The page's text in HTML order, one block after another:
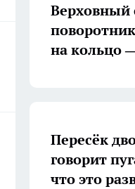
Верховный
на кольцо
Пересёк
говорит
что это